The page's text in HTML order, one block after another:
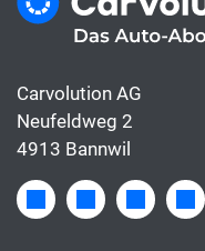
Carvolution AG
Neufeldweg 2
4913 Bannwil